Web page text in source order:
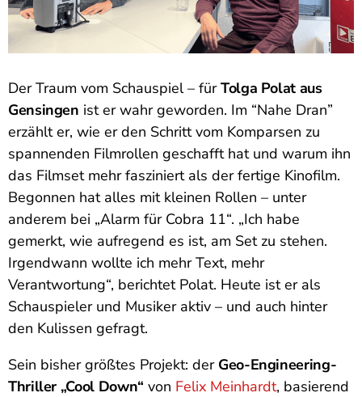
Der Traum vom Schauspiel – fürTolga Polat aus
Gensingen ist er wahr geworden. Im “Nahe Dran”
erzählt er, wie er den Schritt vom Komparsen zu
spannenden Filmrollen geschafft hat und warum ihn
das Filmset mehr fasziniert als der fertige Kinofilm.
Begonnen hat alles mit kleinen Rollen – unter
anderem bei „Alarm für Cobra 11“. „Ich habe
gemerkt, wie aufregend es ist, am Set zu stehen.
Irgendwann wollte ich mehr Text, mehr
Verantwortung“, berichtet Polat. Heute ist er als
Schauspieler und Musiker aktiv – und auch hinter
den Kulissen gefragt.
Sein bisher größtes Projekt: der Geo-Engineering-
Thriller „Cool Down“ von Felix Meinhardt, basierend